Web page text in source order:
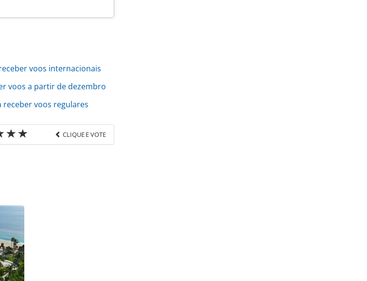
voos internacionais
voos a partir de dezembro
receber voos regulares
CLIQUE E VOTE
infraero-entrega-primeira-
ou as ferramentas
Editora é protegido
o conteúdo sem